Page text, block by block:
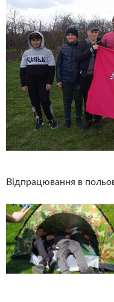
Відпрацювання в